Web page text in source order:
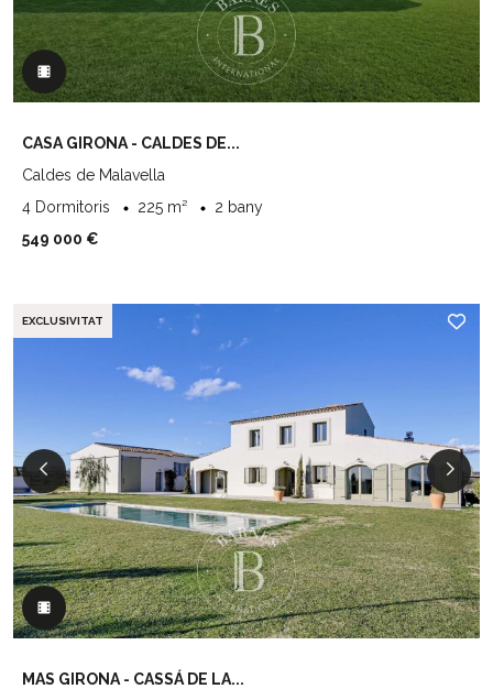
CASA GIRONA - CALDES DE...
Caldes de Malavella
4 Dormitoris
225 m²
2 bany
549 000 €
EXCLUSIVITAT
MAS GIRONA - CASSÁ DE LA...